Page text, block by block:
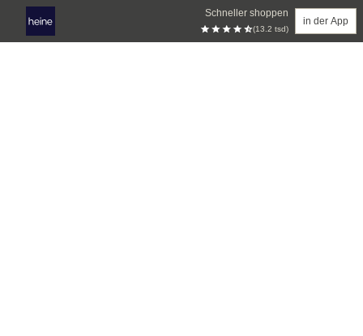
Schneller shoppen
(13.2 tsd)
in der App